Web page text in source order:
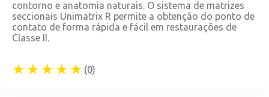
contorno e anatomia naturais. O sistema de matrizes
seccionais Unimatrix R permite a obtenção do ponto de
contato de forma rápida e fácil em restaurações de
Classe II.
★★★★★ (0)